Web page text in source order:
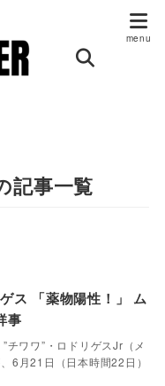
記事一覧
ス 「薬物陽性！」 ム
事
チワワ”・ロドリゲスJr（メ
6月21日（日本時間22日）